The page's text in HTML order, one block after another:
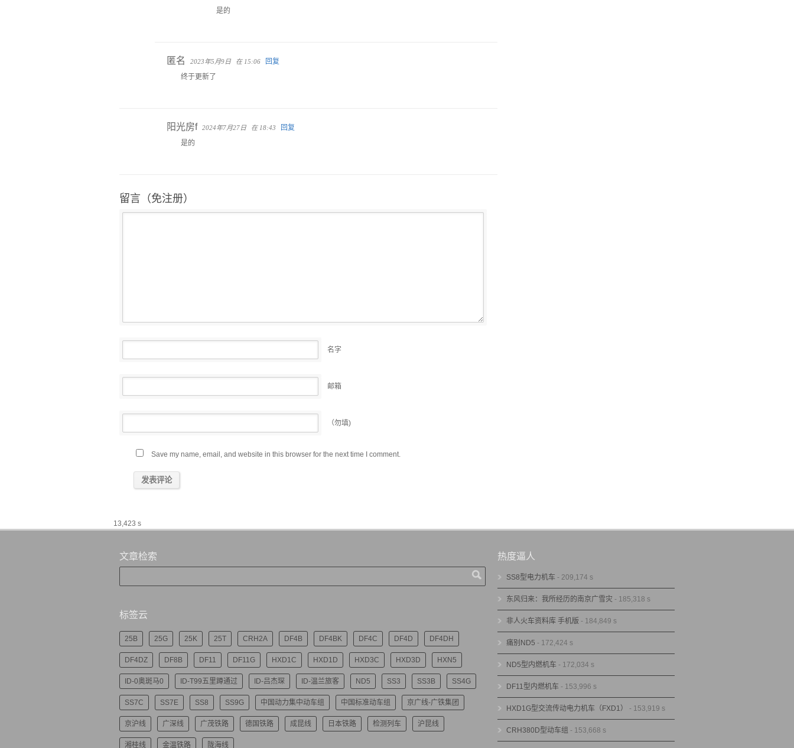
是的
匿名 2023年5月9日 在 15:06
回复
终于更新了
阳光房f 2024年7月27日 在 18:43
回复
是的
留言（免注册）
名字
邮箱
（勿填)
Save my name, email, and website in this browser for the next time I comment.
13,423 s
文章检索
标签云
25B 25G 25K 25T CRH2A DF4B DF4BK DF4C DF4D DF4DH
DF4DZ DF8B DF11 DF11G HXD1C HXD1D HXD3C HXD3D HXN5
ID-0奥斑马0 ID-T99五里蹲通过 ID-吕杰琛 ID-温兰旅客 ND5 SS3 SS3B SS4G
SS7C SS7E SS8 SS9G 中国动力集中动车组 中国标准动车组 京广线-广铁集团
京沪线 广深线 广茂铁路 德国铁路 成昆线 日本铁路 检测列车 沪昆线
湘桂线 金温铁路 陇海线
热度逼人
SS8型电力机车 - 209,174 s
东风归来：我所经历的南京广雪灾 - 185,318 s
非人火车资料库 手机版 - 184,849 s
痛别ND5 - 172,424 s
ND5型内燃机车 - 172,034 s
DF11型内燃机车 - 153,996 s
HXD1G型交流传动电力机车（FXD1） - 153,919 s
CRH380D型动车组 - 153,668 s